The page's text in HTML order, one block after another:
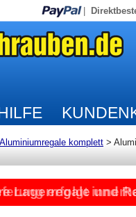
Aluminiumregale komplett >
Lagerregale und
erfolgt